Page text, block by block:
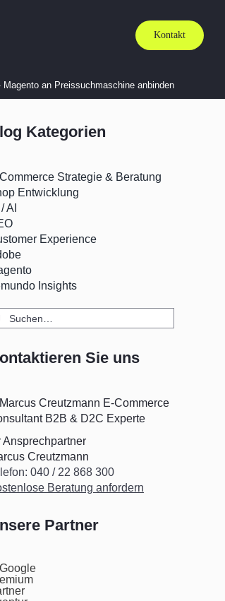
Kontakt
Magento an Preissuchmaschine anbinden
Kategorien
Strategie & Beratung
Entwicklung
AI
Experience
Insights
Sie uns
Ansprechpartner
Creutzmann
040 / 22 868 300
Beratung anfordern
Partner